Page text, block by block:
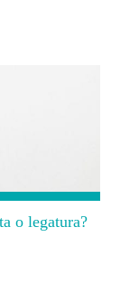
o legatura?